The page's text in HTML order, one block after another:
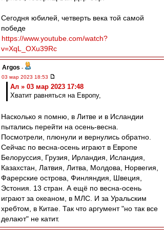
Сегодня юбилей, четверть века той самой
победе
https://www.youtube.com/watch?
v=XqL_OXu39Rc
Argos -
03 мар 2023 18:53
Ал » 03 мар 2023 17:48
Хватит равняться на Европу,
Насколько я помню, в Литве и в Исландии
пытались перейти на осень-весна.
Посмотрели, плюнули и вернулись обратно.
Сейчас по весна-осень играют в Европе
Белоруссия, Грузия, Ирландия, Исландия,
Казахстан, Латвия, Литва, Молдова, Норвегия,
Фарерские острова, Финляндия, Швеция,
Эстония. 13 стран. А ещё по весна-осень
играют за океаном, в МЛС. И за Уральским
хребтом, в Китае. Так что аргумент "но так все
делают" не катит.